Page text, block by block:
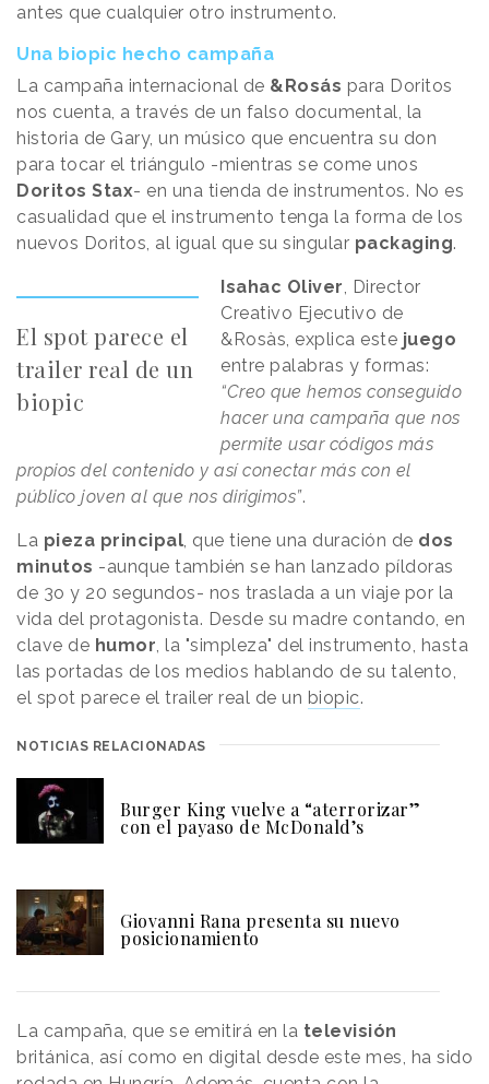
antes que cualquier otro instrumento.
Una biopic hecho campaña
La campaña internacional de &Rosás para Doritos
nos cuenta, a través de un falso documental, la
historia de Gary, un músico que encuentra su don
para tocar el triángulo -mientras se come unos
Doritos Stax- en una tienda de instrumentos. No es
casualidad que el instrumento tenga la forma de los
nuevos Doritos, al igual que su singular packaging.
El spot parece el
trailer real de un
biopic
Isahac Oliver, Director
Creativo Ejecutivo de
&Rosàs, explica este juego
entre palabras y formas:
“Creo que hemos conseguido
hacer una campaña que nos
permite usar códigos más
propios del contenido y así conectar más con el
público joven al que nos dirigimos”.
La pieza principal, que tiene una duración de dos
minutos -aunque también se han lanzado píldoras
de 3o y 20 segundos- nos traslada a un viaje por la
vida del protagonista. Desde su madre contando, en
clave de humor, la "simpleza" del instrumento, hasta
las portadas de los medios hablando de su talento,
el spot parece el trailer real de un biopic.
NOTICIAS RELACIONADAS
Burger King vuelve a “aterrorizar”
con el payaso de McDonald’s
Giovanni Rana presenta su nuevo
posicionamiento
La campaña, que se emitirá en la televisión
británica, así como en digital desde este mes, ha sido